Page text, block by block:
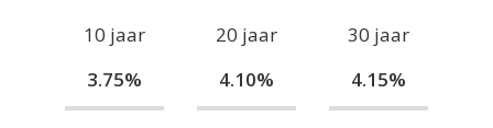
10 jaar
3.75%
20 jaar
4.10%
30 jaar
4.15%